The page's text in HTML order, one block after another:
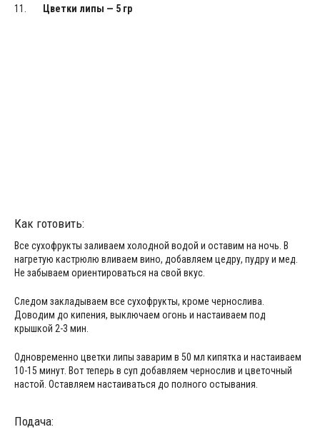
Цветки липы — 5 гр
Как готовить:
Все сухофрукты заливаем холодной водой и оставим на ночь. В
нагретую кастрюлю вливаем вино, добавляем цедру, пудру и мед.
Не забываем ориентироваться на свой вкус.
Следом закладываем все сухофрукты, кроме чернослива.
Доводим до кипения, выключаем огонь и настаиваем под
крышкой 2-3 мин.
Одновременно цветки липы заварим в 50 мл кипятка и настаиваем
10-15 минут. Вот теперь в суп добавляем чернослив и цветочный
настой. Оставляем настаиваться до полного остывания.
Подача: